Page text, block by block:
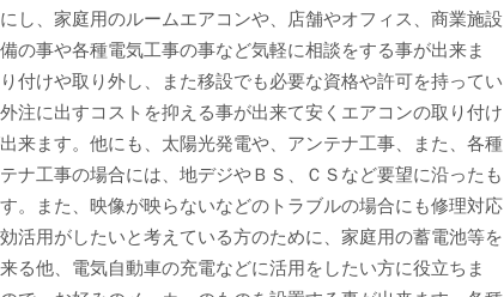
し、家庭用のルームエアコンや、店舗やオフィス、商業施設
の事や各種電気工事の事など気軽に相談をする事が出来ま
付けや取り外し、また移設でも必要な資格や許可を持ってい
注に出すコストを抑える事が出来て安くエアコンの取り付け
来ます。他にも、太陽光発電や、アンテナ工事、また、各種
ナ工事の場合には、地デジやＢＳ、ＣＳなど要望に沿ったも
。また、映像が映らないなどのトラブルの場合にも修理対応
活用がしたいと考えている方のために、家庭用の蓄電池等を
る他、電気自動車の充電などに活用をしたい方に役立ちま